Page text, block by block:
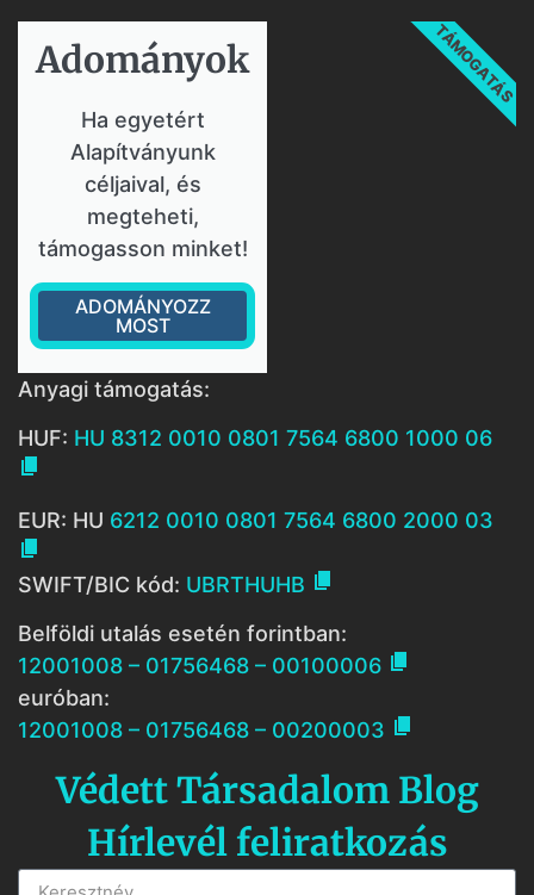
Adományok​
Ha egyetért
Alapítványunk
céljaival, és
megteheti,
támogasson minket!
ADOMÁNYOZZ
MOST
TÁMOGATÁS
Anyagi támogatás:
HUF: HU 8312 0010 0801 7564 6800 1000 06

EUR: HU 6212 0010 0801 7564 6800 2000 03

SWIFT/BIC kód: UBRTHUHB 
Belföldi utalás esetén forintban:
12001008 – 01756468 – 00100006 
euróban:
12001008 – 01756468 – 00200003 
Védett Társadalom Blog
Hírlevél feliratkozás